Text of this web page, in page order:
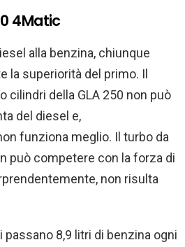
4Matic
alla benzina, chiunque
la superiorità del primo. Il
cilindri della GLA 250 non può
del diesel e,
funziona meglio. Il turbo da
può competere con la forza di
non risulta
passano 8,9 litri di benzina ogni